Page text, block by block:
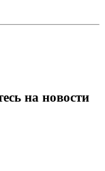
на новости